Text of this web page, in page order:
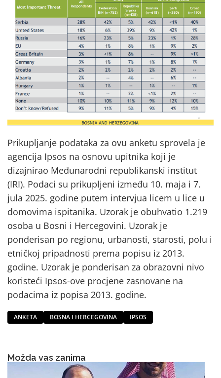
Prikupljanje podataka za ovu anketu sprovela je
agencija Ipsos na osnovu upitnika koji je
dizajnirao Međunarodni republikanski institut
(IRI). Podaci su prikupljeni između 10. maja i 7.
jula 2025. godine putem intervjua licem u lice u
domovima ispitanika. Uzorak je obuhvatio 1.219
osoba u Bosni i Hercegovini. Uzorak je
ponderisan po regionu, urbanosti, starosti, polu i
etničkoj pripadnosti prema popisu iz 2013.
godine. Uzorak je ponderisan za obrazovni nivo
koristeći Ipsos-ove procjene zasnovane na
podacima iz popisa 2013. godine.
ANKETA BOSNA I HERCEGOVINA IPSOS
Možda vas zanima